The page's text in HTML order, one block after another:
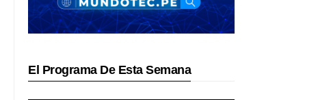
El Programa De Esta Semana